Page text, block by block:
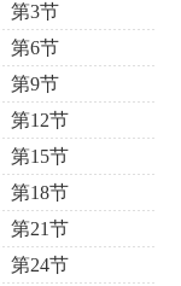
第3节
第6节
第9节
第12节
第15节
第18节
第21节
第24节